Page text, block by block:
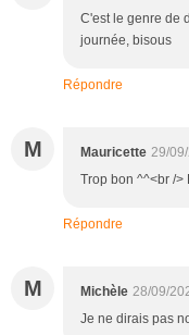
C'est le genre de
journée, bisous
Répondre
M Mauricette 29/
Trop bon ^^<br />
Répondre
M Michèle 28/09/
Je ne dirais pas